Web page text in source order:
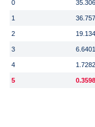
0
1
2
3
4
5